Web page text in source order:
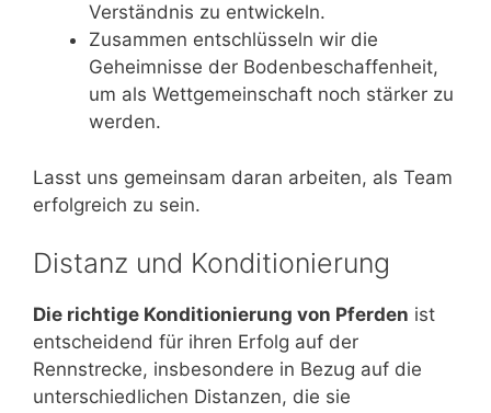
Verständnis zu entwickeln.
Zusammen entschlüsseln wir die
Geheimnisse der Bodenbeschaffenheit,
um als Wettgemeinschaft noch stärker zu
werden.
Lasst uns gemeinsam daran arbeiten, als Team
erfolgreich zu sein.
Distanz und Konditionierung
Die richtige Konditionierung von Pferden ist
entscheidend für ihren Erfolg auf der
Rennstrecke, insbesondere in Bezug auf die
unterschiedlichen Distanzen, die sie